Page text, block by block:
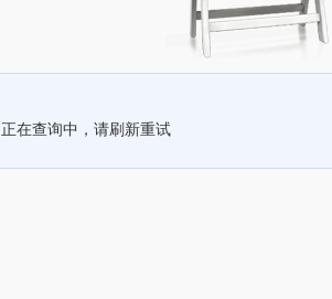
正在查询中，请刷新重试